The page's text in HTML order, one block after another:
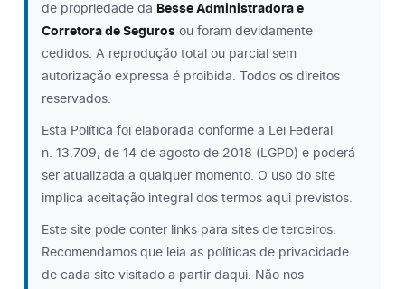
de propriedade da Besse Administradora e
Corretora de Seguros ou foram devidamente
cedidos. A reprodução total ou parcial sem
autorização expressa é proibida. Todos os direitos
reservados.
Esta Política foi elaborada conforme a Lei Federal
n. 13.709, de 14 de agosto de 2018 (LGPD) e poderá
ser atualizada a qualquer momento. O uso do site
implica aceitação integral dos termos aqui previstos.
Este site pode conter links para sites de terceiros.
Recomendamos que leia as políticas de privacidade
de cada site visitado a partir daqui. Não nos